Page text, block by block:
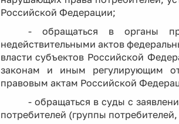
Российской Федерации;
- обращаться в органы
недействительными актов
власти субъектов Российской
законам и иным регулирующим
правовым актам Российской
- обращаться в суды с
потребителей (группы